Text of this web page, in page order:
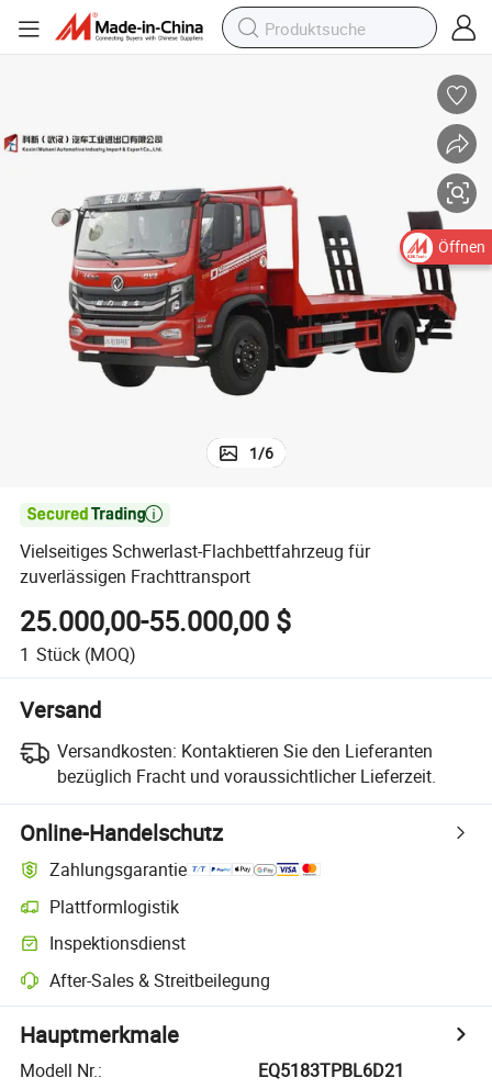
1/6

Vielseitiges Schwerlast-Flachbettfahrzeug für
zuverlässigen Frachttransport
25.000,00-55.000,00 $
1 Stück (MOQ)
Versand
Versandkosten: Kontaktieren Sie den Lieferanten
bezüglich Fracht und voraussichtlicher Lieferzeit.
Online-Handelschutz
Zahlungsgarantie
Plattformlogistik
Inspektionsdienst
After-Sales & Streitbeilegung
Hauptmerkmale
Modell Nr.:
EQ5183TPBL6D21
Öffnen